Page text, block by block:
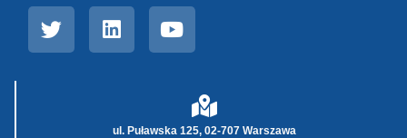
ul. Puławska 125, 02-707 Warszawa